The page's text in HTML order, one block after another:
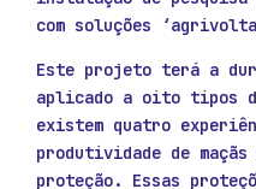
com soluções
Este projeto terá a
aplicado a oito tipos
existem quatro
produtividade de
proteção. Essas